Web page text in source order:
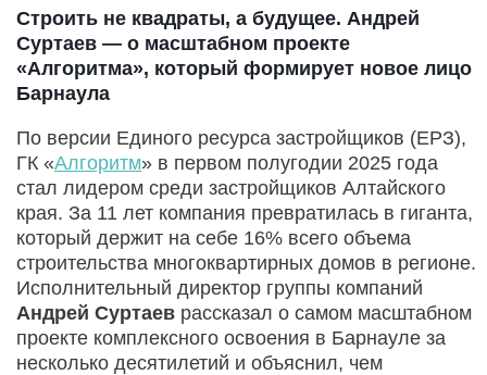
Строить не квадраты, а будущее. Андрей
Суртаев — о масштабном проекте
«Алгоритма», который формирует новое лицо
Барнаула
По версии Единого ресурса застройщиков (ЕРЗ),
ГК «Алгоритм» в первом полугодии 2025 года
стал лидером среди застройщиков Алтайского
края. За 11 лет компания превратилась в гиганта,
который держит на себе 16% всего объема
строительства многоквартирных домов в регионе.
Исполнительный директор группы компаний
Андрей Суртаев рассказал о самом масштабном
проекте комплексного освоения в Барнауле за
несколько десятилетий и объяснил, чем